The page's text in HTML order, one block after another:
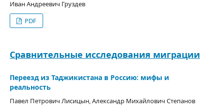
Иван Андреевич Груздев
PDF
Сравнительные исследования миграции
Переезд из Таджикистана в Россию: мифы и
реальность
Павел Петрович Лисицын, Александр Михайлович Степанов